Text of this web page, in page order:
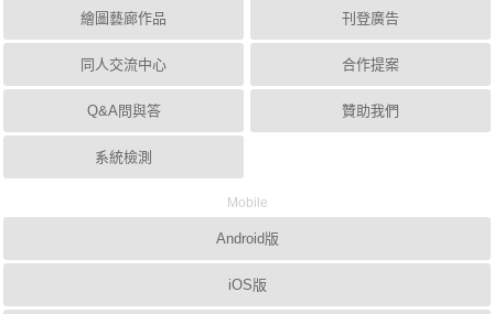
繪圖藝廊作品
同人交流中心
Q&A問與答
系統檢測
刊登廣告
合作提案
贊助我們
Mobile
Android版
iOS版